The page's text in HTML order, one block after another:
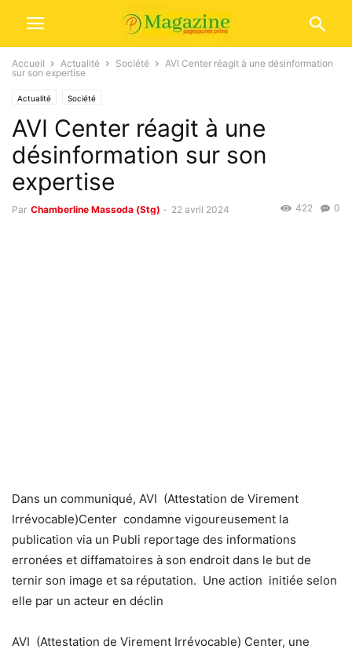
Accueil Actualité Société
AVI Center réagit à une désinformation
sur son expertise
Actualité Société
AVI Center réagit à une
désinformation sur son
expertise
Par Chamberline Massoda (Stg) - 22 avril 2024 0
422
Dans un communiqué, AVI (Attestation de Virement
Irrévocable)Center condamne vigoureusement la
publication via un Publi reportage des informations
erronées et diffamatoires à son endroit dans le but de
ternir son image et sa réputation. Une action initiée selon
elle par un acteur en déclin
AVI (Attestation de Virement Irrévocable) Center, une